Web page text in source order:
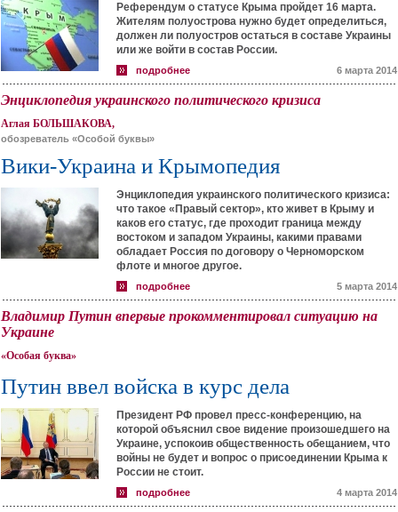
Референдум о статусе Крыма пройдет 16 марта.
Жителям полуострова нужно будет определиться,
должен ли полуостров остаться в составе Украины
или же войти в состав России.
подробнее 6 марта 2014
Энциклопедия украинского политического кризиса
Аглая БОЛЬШАКОВА,
обозреватель «Особой буквы»
Вики-Украина и Крымопедия
Энциклопедия украинского политического кризиса:
что такое «Правый сектор», кто живет в Крыму и
каков его статус, где проходит граница между
востоком и западом Украины, какими правами
обладает Россия по договору о Черноморском
флоте и многое другое.
подробнее 5 марта 2014
Владимир Путин впервые прокомментировал ситуацию на
Украине
«Особая буква»
Путин ввел войска в курс дела
Президент РФ провел пресс-конференцию, на
которой объяснил свое видение произошедшего на
Украине, успокоив общественность обещанием, что
войны не будет и вопрос о присоединении Крыма к
России не стоит.
подробнее 4 марта 2014